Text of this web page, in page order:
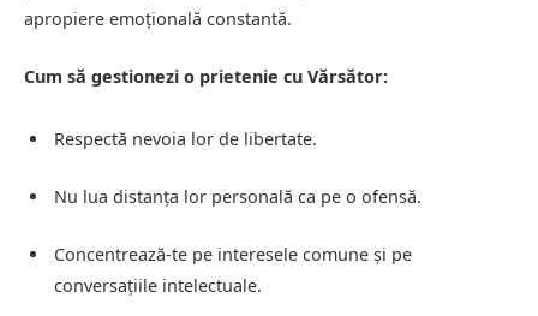
apropiere emoțională constantă.
Cum să gestionezi o prietenie cu Vărsător:
Respectă nevoia lor de libertate.
Nu lua distanța lor personală ca pe o ofensă.
Concentrează-te pe interesele comune și pe
conversațiile intelectuale.